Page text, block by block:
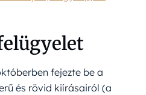
fejezte be a
és rövid kiírásairól (a